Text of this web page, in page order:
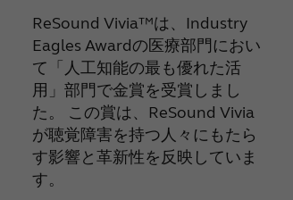
ReSound Vivia™は、Industry
Eagles Awardの医療部門におい
て「人工知能の最も優れた活
用」部門で金賞を受賞しまし
た。 この賞は、ReSound Vivia
が聴覚障害を持つ人々にもたら
す影響と革新性を反映していま
す。